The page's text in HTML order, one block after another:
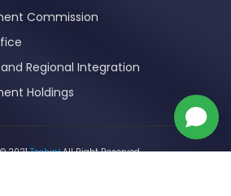
Commission
Regional Integration
Holdings
2021Techin²All Right Reserved.